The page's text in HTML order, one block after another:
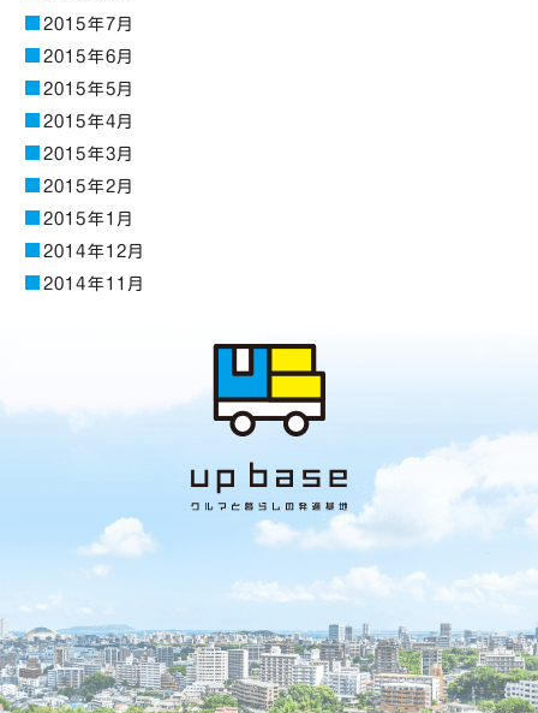
2015年7月
2015年6月
2015年5月
2015年4月
2015年3月
2015年2月
2015年1月
2014年12月
2014年11月